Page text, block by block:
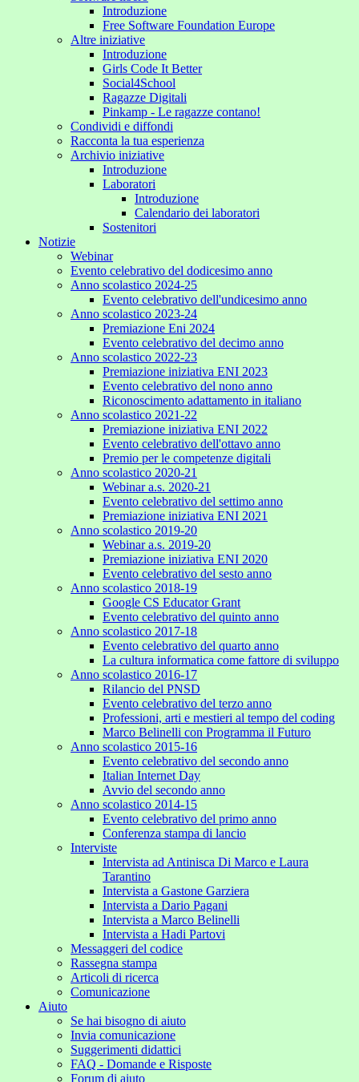
Introduzione
Free Software Foundation Europe
Altre iniziative
Introduzione
Girls Code It Better
Social4School
Ragazze Digitali
Pinkamp - Le ragazze contano!
Condividi e diffondi
Racconta la tua esperienza
Archivio iniziative
Introduzione
Laboratori
Introduzione
Calendario dei laboratori
Sostenitori
Notizie
Webinar
Evento celebrativo del dodicesimo anno
Anno scolastico 2024-25
Evento celebrativo dell'undicesimo anno
Anno scolastico 2023-24
Premiazione Eni 2024
Evento celebrativo del decimo anno
Anno scolastico 2022-23
Premiazione iniziativa ENI 2023
Evento celebrativo del nono anno
Riconoscimento adattamento in italiano
Anno scolastico 2021-22
Premiazione iniziativa ENI 2022
Evento celebrativo dell'ottavo anno
Premio per le competenze digitali
Anno scolastico 2020-21
Webinar a.s. 2020-21
Evento celebrativo del settimo anno
Premiazione iniziativa ENI 2021
Anno scolastico 2019-20
Webinar a.s. 2019-20
Premiazione iniziativa ENI 2020
Evento celebrativo del sesto anno
Anno scolastico 2018-19
Google CS Educator Grant
Evento celebrativo del quinto anno
Anno scolastico 2017-18
Evento celebrativo del quarto anno
La cultura informatica come fattore di sviluppo
Anno scolastico 2016-17
Rilancio del PNSD
Evento celebrativo del terzo anno
Professioni, arti e mestieri al tempo del coding
Marco Belinelli con Programma il Futuro
Anno scolastico 2015-16
Evento celebrativo del secondo anno
Italian Internet Day
Avvio del secondo anno
Anno scolastico 2014-15
Evento celebrativo del primo anno
Conferenza stampa di lancio
Interviste
Intervista ad Antinisca Di Marco e Laura
Tarantino
Intervista a Gastone Garziera
Intervista a Dario Pagani
Intervista a Marco Belinelli
Intervista a Hadi Partovi
Messaggeri del codice
Rassegna stampa
Articoli di ricerca
Comunicazione
Aiuto
Se hai bisogno di aiuto
Invia comunicazione
Suggerimenti didattici
FAQ - Domande e Risposte
Forum di aiuto